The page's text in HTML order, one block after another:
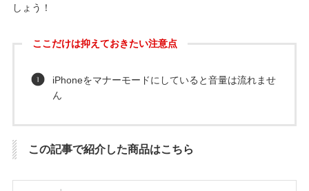
しょう！
ここだけは抑えておきたい注意点
iPhoneをマナーモードにしていると音量は流れませ
ん
この記事で紹介した商品はこちら